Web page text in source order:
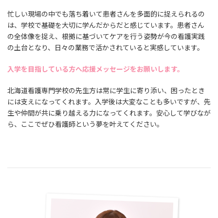
忙しい現場の中でも落ち着いて患者さんを多面的に捉えられるの
は、学校で基礎を大切に学んだからだと感じています。患者さん
の全体像を捉え、根拠に基づいてケアを行う姿勢が今の看護実践
の土台となり、日々の業務で活かされていると実感しています。
入学を目指している方へ応援メッセージをお願いします。
北海道看護専門学校の先生方は常に学生に寄り添い、困ったとき
には支えになってくれます。入学後は大変なことも多いですが、先
生や仲間が共に乗り越える力になってくれます。安心して学びなが
ら、ここでぜひ看護師という夢を叶えてください。